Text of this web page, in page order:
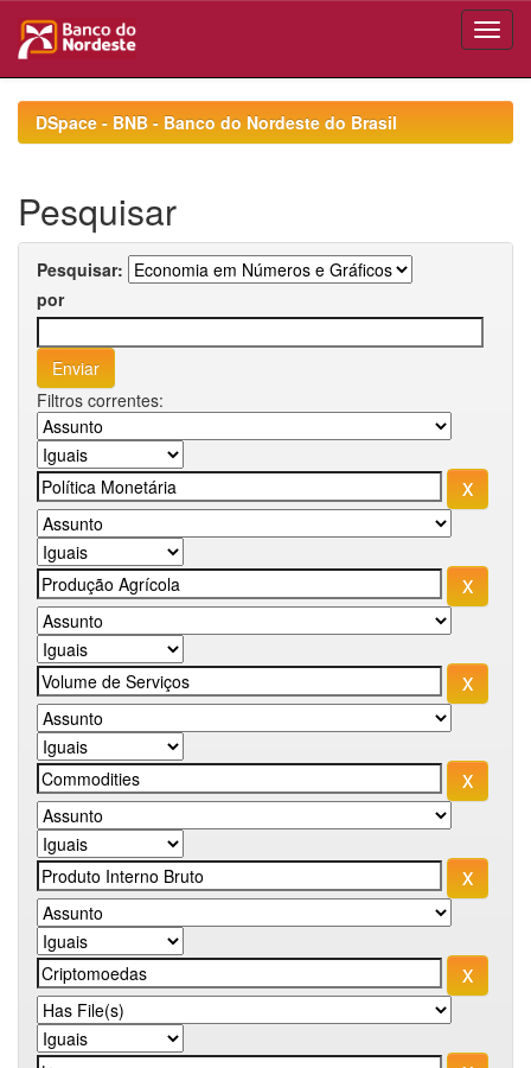
navigationDSpace - BNB - Banco do Nordeste do Brasil
Pesquisar
Pesquisar:
por
Filtros correntes: